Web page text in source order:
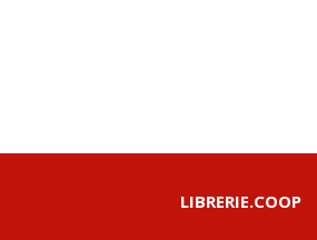
LIBRERIE.COOP